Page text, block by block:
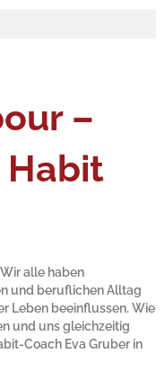
–
Habit
alle haben
und beruflichen Alltag
Leben beeinflussen. Wie
und uns gleichzeitig
Coach Eva Gruber in